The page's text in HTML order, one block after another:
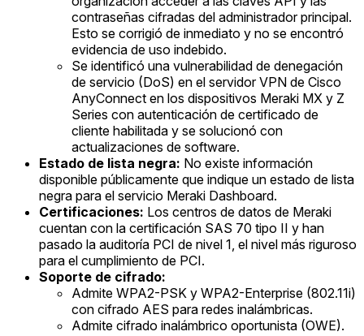
contraseñas cifradas del administrador principal.
Esto se corrigió de inmediato y no se encontró
evidencia de uso indebido.
Se identificó una vulnerabilidad de denegación
de servicio (DoS) en el servidor VPN de Cisco
AnyConnect en los dispositivos Meraki MX y Z
Series con autenticación de certificado de
cliente habilitada y se solucionó con
actualizaciones de software.
Estado de lista negra: No existe información
disponible públicamente que indique un estado de lista
negra para el servicio Meraki Dashboard.
Certificaciones: Los centros de datos de Meraki
cuentan con la certificación SAS 70 tipo II y han
pasado la auditoría PCI de nivel 1, el nivel más riguroso
para el cumplimiento de PCI.
Soporte de cifrado:
Admite WPA2-PSK y WPA2-Enterprise (802.11i)
con cifrado AES para redes inalámbricas.
Admite cifrado inalámbrico oportunista (OWE).